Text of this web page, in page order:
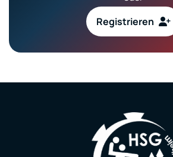
Registrieren